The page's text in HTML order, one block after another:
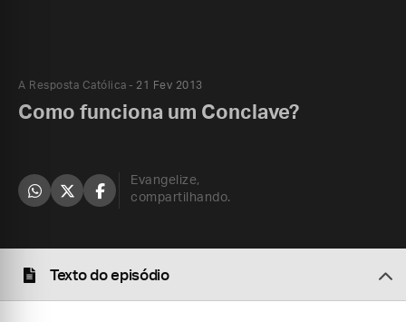
A Resposta Católica 21 Fev 2013
Como funciona um Conclave?
Evangelize,
compartilhando.
Texto do episódio